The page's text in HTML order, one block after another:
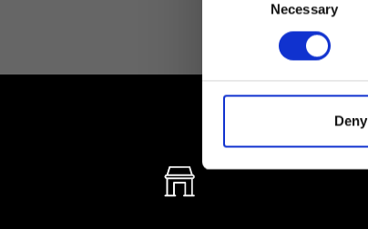
Necessary
Deny